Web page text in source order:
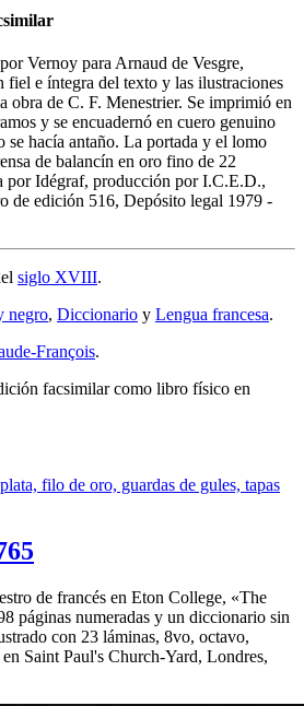
Vernoy para Arnaud de Vesgre,
fiel e íntegra del texto y las ilustraciones
obra de C. F. Menestrier. Se imprimió en
y se encuadernó en cuero genuino
se hacía antaño. La portada y el lomo
de balancín en oro fino de 22
por Idégraf, producción por I.C.E.D.,
de edición 516, Depósito legal 1979 -
siglo XVIII.
negro, Diccionario y Lengua francesa.
François.
facsimilar como libro físico en
de francés en Eton College, «The
páginas numeradas y un diccionario sin
con 23 láminas, 8vo, octavo,
Saint Paul's Church-Yard, Londres,